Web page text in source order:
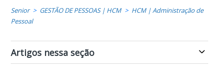
Senior GESTÃO DE PESSOAS | HCM
HCM | Administração de
Pessoal
Artigos nessa seção